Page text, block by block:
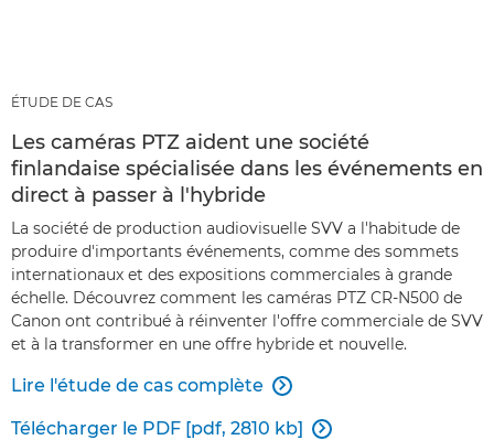
ÉTUDE DE CAS
Les caméras PTZ aident une société
finlandaise spécialisée dans les événements en
direct à passer à l'hybride
La société de production audiovisuelle SVV a l'habitude de
produire d'importants événements, comme des sommets
internationaux et des expositions commerciales à grande
échelle. Découvrez comment les caméras PTZ CR-N500 de
Canon ont contribué à réinventer l'offre commerciale de SVV
et à la transformer en une offre hybride et nouvelle.
Lire l'étude de cas complète 
Télécharger le PDF [pdf, 2810 kb] 